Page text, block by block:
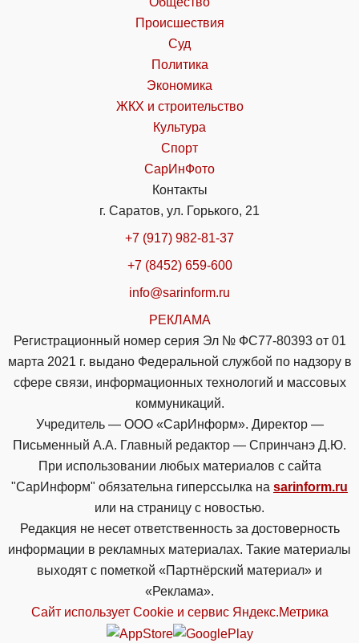
Происшествия
Суд
Политика
Экономика
ЖКХ и строительство
Культура
Спорт
СарИнФото
Контакты
г. Саратов, ул. Горького, 21
+7 (917) 982-81-37
+7 (8452) 659-600
info@sarinform.ru
РЕКЛАМА
Регистрационный номер серия Эл № ФС77-80393 от 01
марта 2021 г. выдано Федеральной службой по надзору в
сфере связи, информационных технологий и массовых
коммуникаций.
Учредитель — ООО «СарИнформ». Директор —
Письменный А.А. Главный редактор — Спринчанэ Д.Ю.
При использовании любых материалов с сайта
"СарИнформ" обязательна гиперссылка на sarinform.ru
или на страницу с новостью.
Редакция не несет ответственность за достоверность
информации в рекламных материалах. Такие материалы
выходят с пометкой «Партнёрский материал» и
«Реклама».
Сайт использует Cookie и сервиc Яндекс.Метрика